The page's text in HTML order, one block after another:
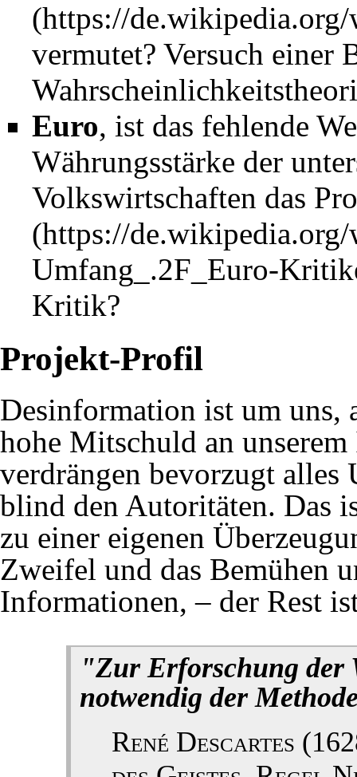
anChef der S21-
19.04.2024 Stuttgart 21/
17.04.2024 "Mario Barth deckt
professioneller
21.11.2023
07.11.2023 Stuttgart 21/Leistung
(pdf
04.04.2023
Stuttgart 21/
(PM
29.12.2022 Stuttgart 21/Leistung
Stuttgart 21/
sicher ( PM
vermutet? Versuch einer
Euro, ist das fehlende
Währungsstärke der
Volkswirtschaften das
Kritik?
Projekt-Profil
Desinformation ist um uns,
hohe Mitschuld an
verdrängen bevorzugt alles
blind den Autoritäten. Das
zu einer eigenen
Zweifel und das Bemühen
Informationen, – der Rest
"Zur Erforschung der
notwendig der
René Descartes